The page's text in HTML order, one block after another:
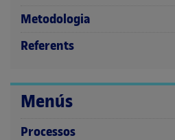
Metodologia
Referents
Menús
Processos